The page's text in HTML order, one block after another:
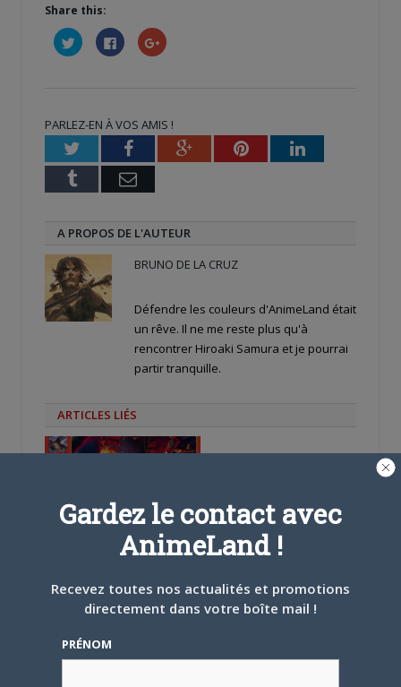
Share this:
Cliquez
pour
partager
fenêtre)
Cliquez
pour
partager
fenêtre)
Cliquez
pour
nouvelle
fenêtre)
PARLEZ-EN À VOS AMIS !
TwitterFacebookGoogle+PinterestLinkedIn
Tumblr Email
A PROPOS DE L'AUTEUR
BRUNO DE LA CRUZ
Défendre les couleurs d'AnimeLand était
un rêve. Il ne me reste plus qu'à
rencontrer Hiroaki Samura et je pourrai
partir tranquille.
ARTICLES LIÉS
L’AnimeLand Hors-Série
disponible !
Gardez le contact avec
AnimeLand !
Recevez toutes nos actualités et promotions
directement dans votre boîte mail !
PRÉNOM